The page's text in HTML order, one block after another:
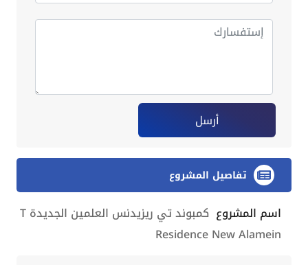
أرسل
تفاصيل المشروع
اسم المشروع
كمبوند تي ريزيدنس العلمين الجديدة T
Residence New Alamein